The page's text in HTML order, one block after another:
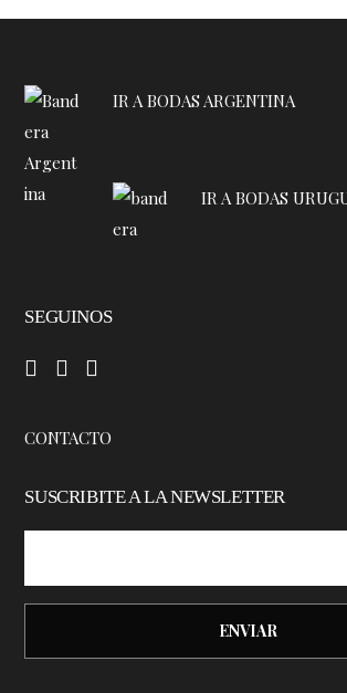
IR A BODAS ARGENTINA
IR A BODAS
SEGUINOS
CONTACTO
SUSCRIBITE A LA NEWSLETTER